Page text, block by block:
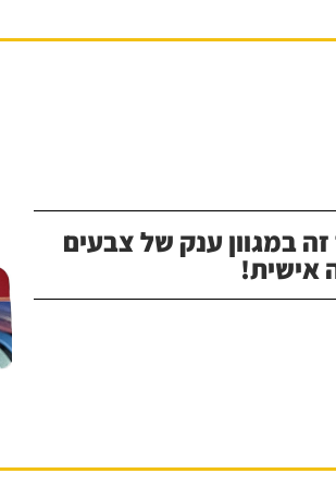
במגוון ענק של צבעים
אישית!